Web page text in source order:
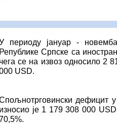
периоду јануар -
Републике Српске са
чега се на извоз односило 2
USD.
дефицит
износио је 1 179 308 000